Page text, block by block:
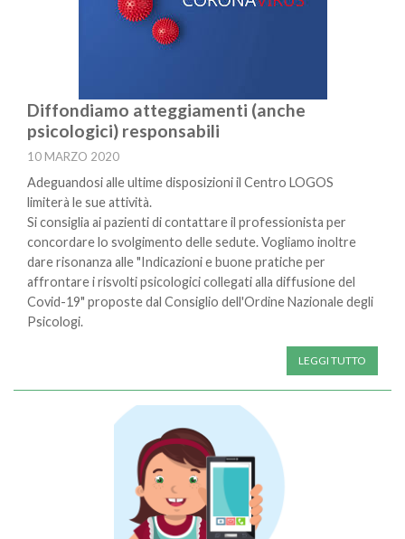
Diffondiamo atteggiamenti (anche
psicologici) responsabili
10 MARZO 2020
Adeguandosi alle ultime disposizioni il Centro LOGOS
limiterà le sue attività.
Si consiglia ai pazienti di contattare il professionista per
concordare lo svolgimento delle sedute. Vogliamo inoltre
dare risonanza alle "Indicazioni e buone pratiche per
affrontare i risvolti psicologici collegati alla diffusione del
Covid-19" proposte dal Consiglio dell'Ordine Nazionale degli
Psicologi.
LEGGI TUTTO